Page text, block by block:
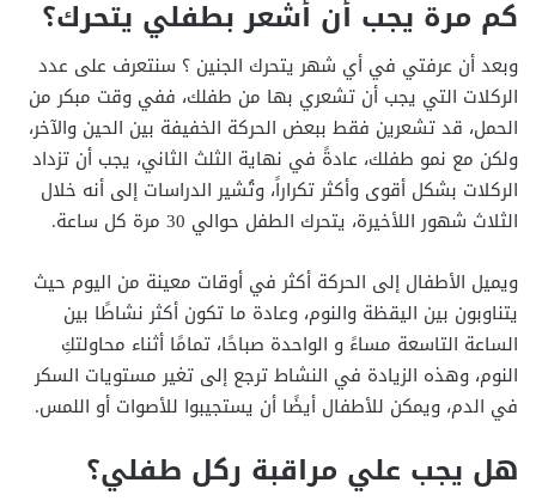
كم مرة يجب أن أشعر بطفلي يتحرك؟
وبعد أن عرفتي في أي شهر يتحرك الجنين ؟ سنتعرف على عدد
الركلات التي يجب أن تشعري بها من طفلك، ففي وقت مبكر من
الحمل، قد تشعرين فقط ببعض الحركة الخفيفة بين الحين والآخر،
ولكن مع نمو طفلك، عادةً في نهاية الثلث الثاني، يجب أن تزداد
الركلات بشكل أقوى وأكثر تكراراً، وتُشير الدراسات إلى أنه خلال
الثلاث شهور اللأخيرة، يتحرك الطفل حوالي 30 مرة كل ساعة.
ويميل الأطفال إلى الحركة أكثر في أوقات معينة من اليوم حيث
يتناوبون بين اليقظة والنوم، وعادة ما تكون أكثر نشاطًا بين
الساعة التاسعة مساءً و الواحدة صباحًا، تمامًا أثناء محاولتكِ
النوم، وهذه الزيادة في النشاط ترجع إلى تغير مستويات السكر
في الدم، ويمكن للأطفال أيضًا أن يستجيبوا للأصوات أو اللمس.
هل يجب علي مراقبة ركل طفلي؟